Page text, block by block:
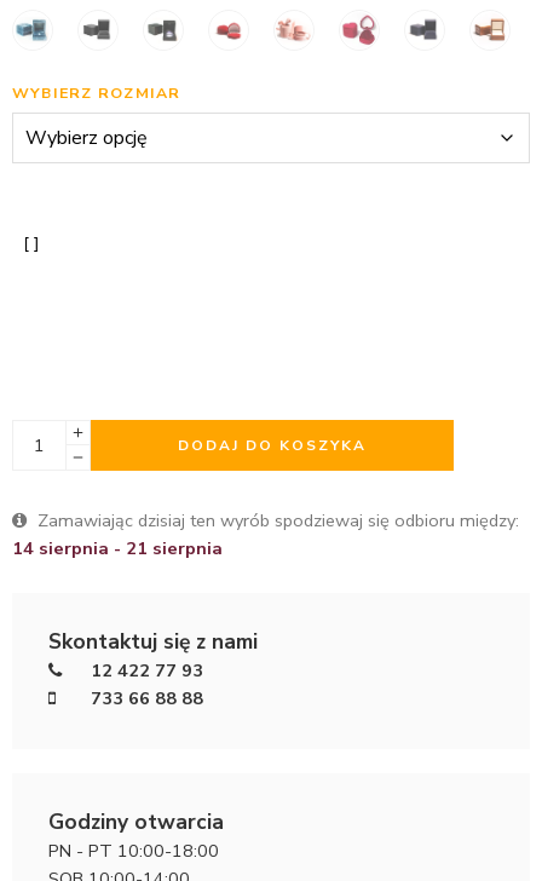
WYBIERZ ROZMIAR
DODAJ DO KOSZYKA
Zamawiając dzisiaj ten wyrób spodziewaj się odbioru między:
14 sierpnia - 21 sierpnia
Skontaktuj się z nami
12 422 77 93
733 66 88 88
Godziny otwarcia
PN - PT 10:00-18:00